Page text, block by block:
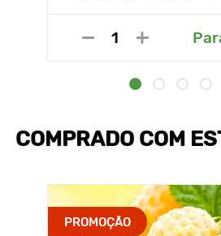
COMPRADO COM
PROMOÇÃO